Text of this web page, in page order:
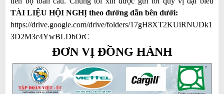
TÀI LIỆU HỘI NGHỊtheo đường dẫn bên dưới:
https://drive.google.com/drive/folders/17gH8XT2KUiRNUDk1
3D2M3c4YwBLDbOrC
ĐƠN VỊ ĐỒNG HÀNH